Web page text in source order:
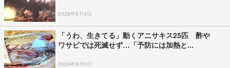
2026年8月3日
「うわ、生きてる」動くアニサキス25匹 酢や
ワサビでは死滅せず…「予防には加熱と...
2026年8月6日